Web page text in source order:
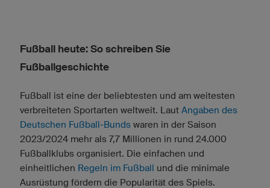
Fußball heute: So schreiben Sie
Fußballgeschichte
Fußball ist eine der beliebtesten und am weitesten
verbreiteten Sportarten weltweit. Laut Angaben des
Deutschen Fußball-Bunds waren in der Saison
2023/2024 mehr als 7,7 Millionen in rund 24.000
Fußballklubs organisiert. Die einfachen und
einheitlichen Regeln im Fußball und die minimale
Ausrüstung fördern die Popularität des Spiels.